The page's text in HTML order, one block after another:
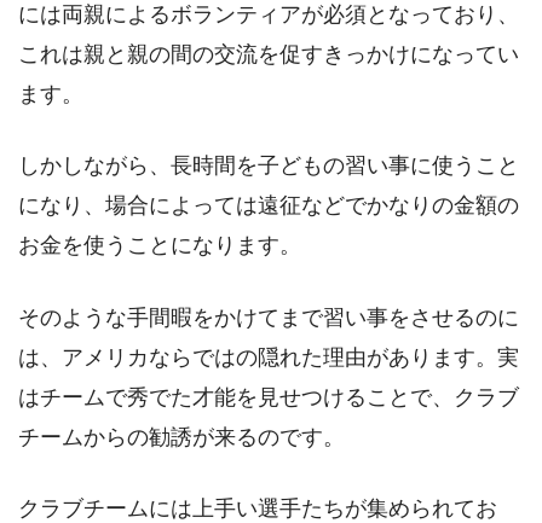
には両親によるボランティアが必須となっており、
これは親と親の間の交流を促すきっかけになってい
ます。
しかしながら、長時間を子どもの習い事に使うこと
になり、場合によっては遠征などでかなりの金額の
お金を使うことになります。
そのような手間暇をかけてまで習い事をさせるのに
は、アメリカならではの隠れた理由があります。実
はチームで秀でた才能を見せつけることで、クラブ
チームからの勧誘が来るのです。
クラブチームには上手い選手たちが集められてお